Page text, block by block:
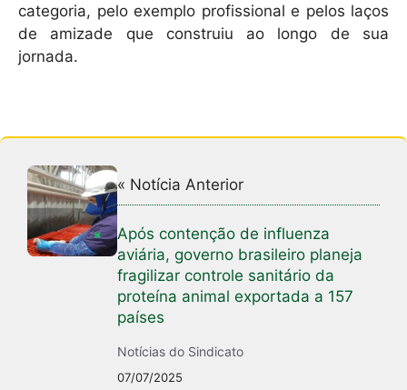
categoria, pelo exemplo profissional e pelos laços
de amizade que construiu ao longo de sua
jornada.
« Notícia Anterior
Após contenção de influenza
aviária, governo brasileiro planeja
fragilizar controle sanitário da
proteína animal exportada a 157
países
Notícias do Sindicato
07/07/2025